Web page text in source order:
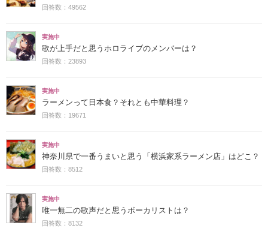
回答数：49562
実施中
歌が上手だと思うホロライブのメンバーは？
回答数：23893
実施中
ラーメンって日本食？それとも中華料理？
回答数：19671
実施中
神奈川県で一番うまいと思う「横浜家系ラーメン店」はどこ？
回答数：8512
実施中
唯一無二の歌声だと思うボーカリストは？
回答数：8132